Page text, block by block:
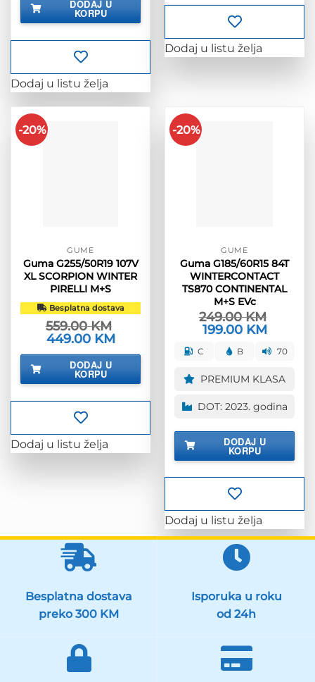
DODAJ U
KORPU
Dodaj u listu želja
Dodaj u listu želja
-20%
GUME
Guma G255/50R19 107V
XL SCORPION WINTER
PIRELLI M+S
Besplatna dostava
559.00KM
Izvorna
cijena
bila
559.00 KM.
449.00 KM
je:
DODAJ U
KORPU
Dodaj u listu želja
-20%
GUME
Guma G185/60R15 84T
WINTERCONTACT
TS870 CONTINENTAL
M+S EVc
249.00KM
Izvorna
cijena
bila
je:
199.00 KM
je:
199.00
C B 70
PREMIUM KLASA
DOT: 2023. godina
DODAJ U
KORPU
Dodaj u listu želja
Besplatna dostava
preko 300 KM
Isporuka u roku
od 24h